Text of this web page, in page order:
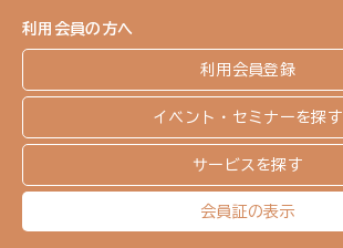
利用会員の方へ
利用会員登録
イベント・セミナーを探す
サービスを探す
会員証の表示